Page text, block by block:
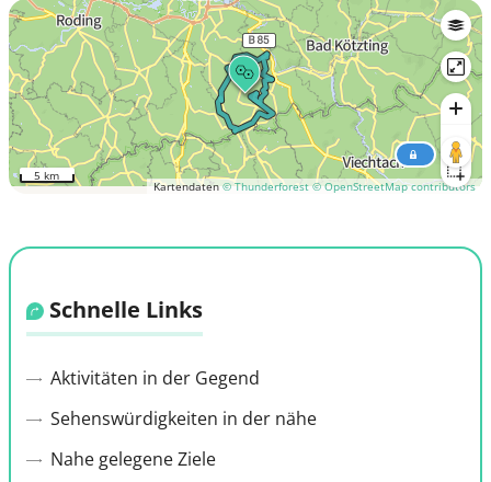
Kartendaten© Thunderforest © OpenStreetMap contributors
5 km
Schnelle Links
Aktivitäten in der Gegend
Sehenswürdigkeiten in der nähe
Nahe gelegene Ziele